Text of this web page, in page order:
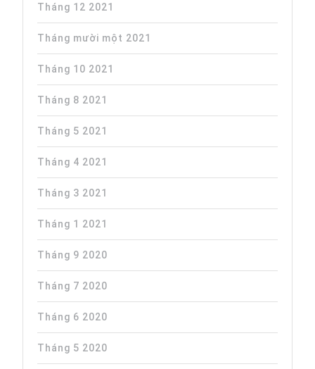
Tháng 12 2021
Tháng mười một 2021
Tháng 10 2021
Tháng 8 2021
Tháng 5 2021
Tháng 4 2021
Tháng 3 2021
Tháng 1 2021
Tháng 9 2020
Tháng 7 2020
Tháng 6 2020
Tháng 5 2020